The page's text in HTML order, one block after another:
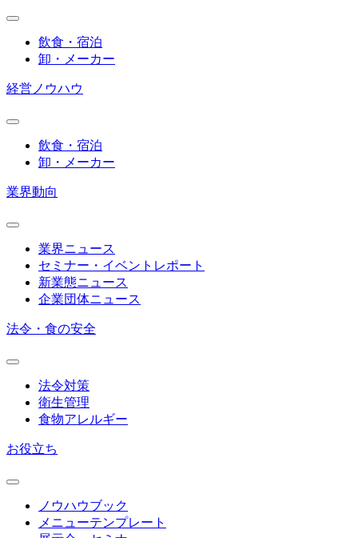
飲食・宿泊
卸・メーカー
経営ノウハウ
飲食・宿泊
卸・メーカー
業界動向
業界ニュース
セミナー・イベントレポート
新業態ニュース
企業団体ニュース
法令・食の安全
法令対策
衛生管理
食物アレルギー
お役立ち
ノウハウブック
メニューテンプレート